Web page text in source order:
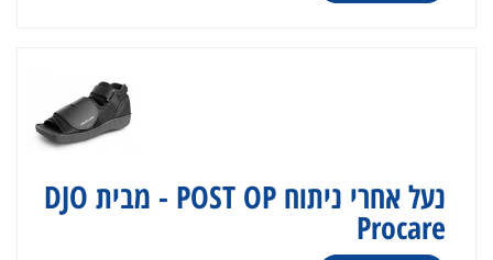
נעל אחרי ניתוח POST OP - מבית DJO
Procare